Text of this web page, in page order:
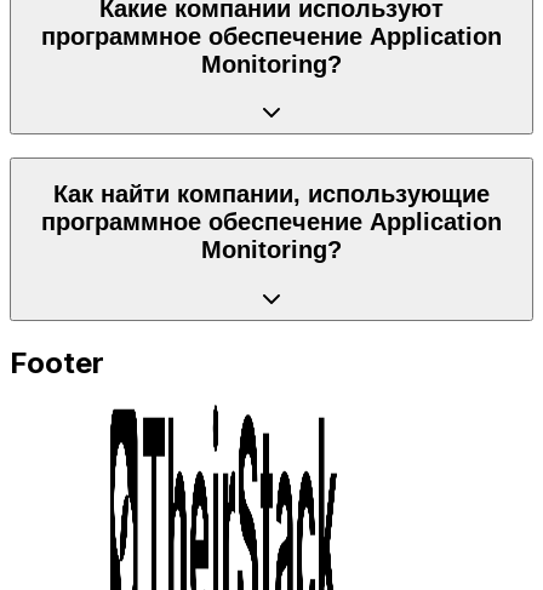
Какие компании используют
программное обеспечение Application
Monitoring?
Как найти компании, использующие
программное обеспечение Application
Monitoring?
Footer